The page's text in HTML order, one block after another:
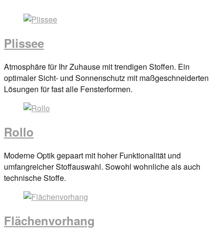
Plissee
Posted
on
29.
By
Atmosphäre für Ihr Zuhause mit trendigen Stoffen. Ein
optimaler Sicht- und Sonnenschutz mit maßgeschneiderten
Lösungen für fast alle Fensterformen.
Rollo
Posted
on
29.
By
Moderne Optik gepaart mit hoher Funktionalität und
umfangreicher Stoffauswahl. Sowohl wohnliche als auch
technische Stoffe.
Flächenvorhang